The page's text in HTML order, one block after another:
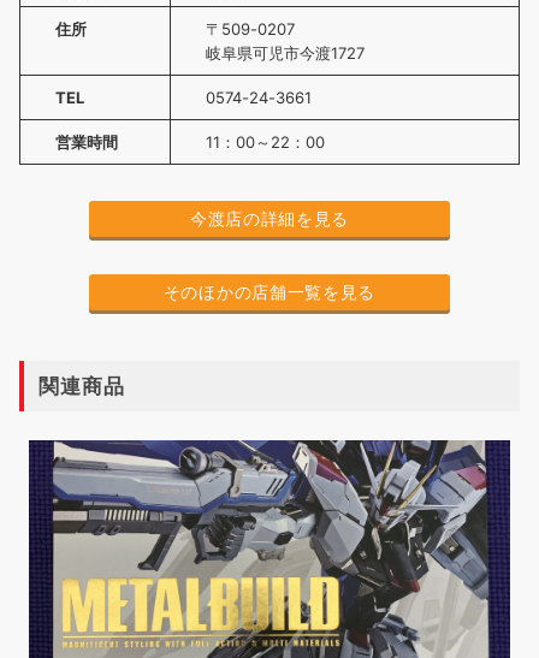
住所
〒509-0207
岐阜県可児市今渡1727
TEL 0574-24-3661
営業時間 11：00～22：00
今渡店の詳細を見る
そのほかの店舗一覧を見る
関連商品